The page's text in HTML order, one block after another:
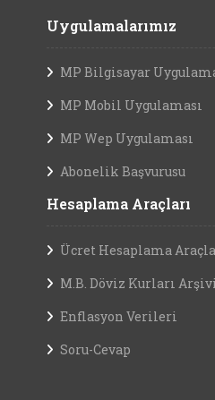
Uygulamalarımız
MP Bilgisayar
MP Mobil Uygulaması
MP Wep Uygulaması
Abonelik Başvurusu
Hesaplama Araçları
Ücret Hesaplama
M.B. Döviz Kurları
Enflasyon Verileri
Soru-Cevap